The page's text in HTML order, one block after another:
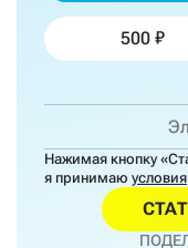
500
Нажимая кнопку
я принимаю условия